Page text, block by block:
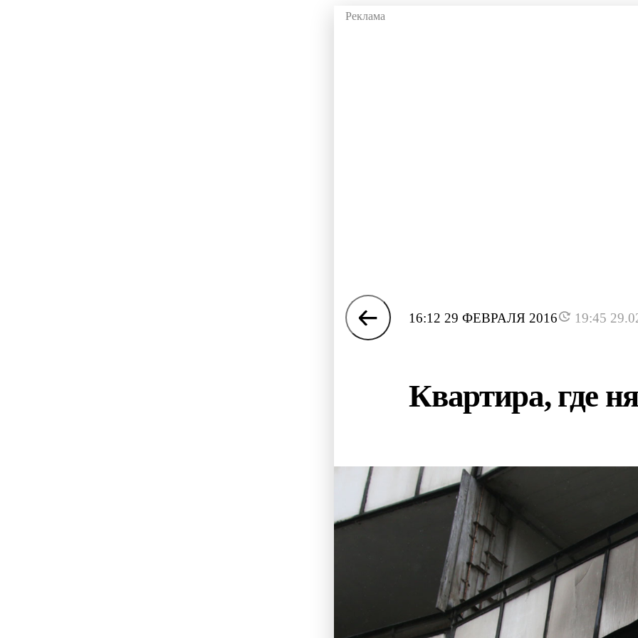
16:12 29 ФЕВРАЛЯ 2016 19:45
Квартира, где